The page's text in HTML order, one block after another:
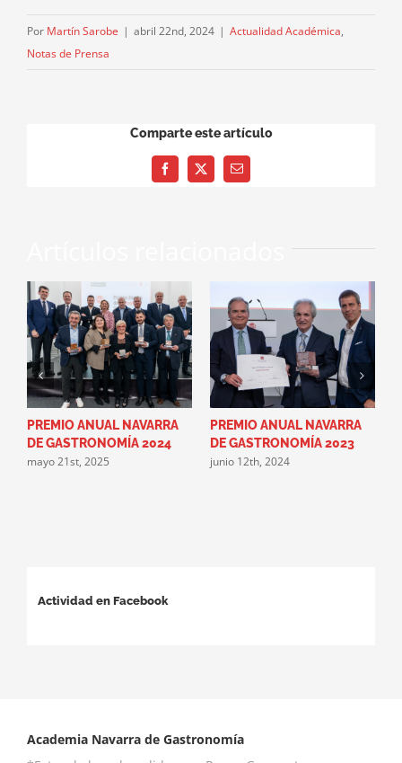
Por Martín Sarobe | abril 22nd, 2024 | Actualidad Académica,
Notas de Prensa
Comparte este artículo
Facebook
X
Correo
electrónico
PREMIO ANUAL NAVARRA
DE GASTRONOMÍA 2024
mayo 21st, 2025
PREMIO ANUAL NAVARRA
DE GASTRONOMÍA 2023
junio 12th, 2024
Actividad en Facebook
Academia Navarra de Gastronomía